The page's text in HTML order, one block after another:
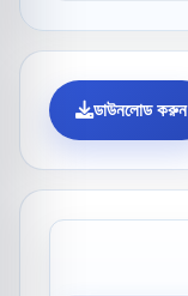
ডাউনলোড করুন